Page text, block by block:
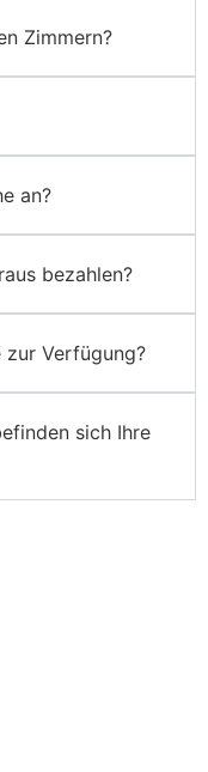
Zimmern?
an?
bezahlen?
Verfügung?
sich Ihre